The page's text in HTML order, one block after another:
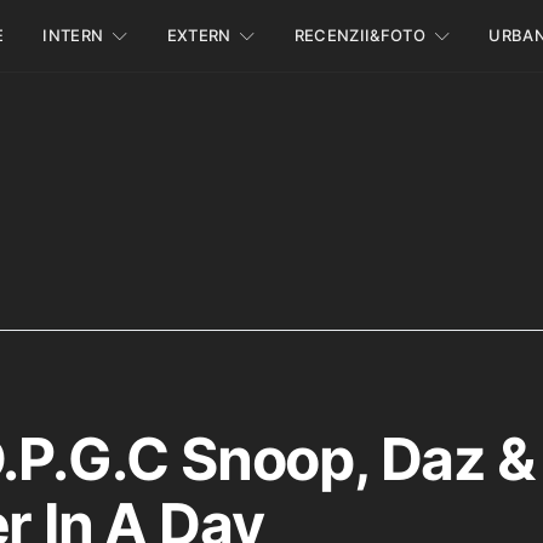
INTERN EXTERN RECENZII&FOTO
Snoop, Daz
In A Day